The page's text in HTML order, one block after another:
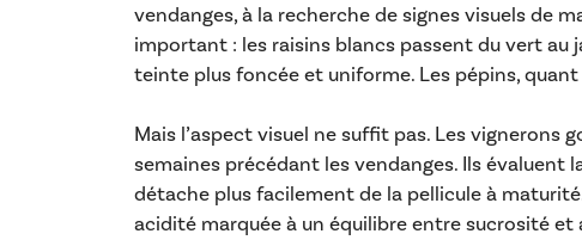
vendanges, à la recherche de signes visuels de
important : les raisins blancs passent du vert au
teinte plus foncée et uniforme. Les pépins,
Mais l’aspect visuel ne suffit pas. Les vignerons
semaines précédant les vendanges. Ils évaluent
détache plus facilement de la pellicule à
acidité marquée à un équilibre entre sucrosité